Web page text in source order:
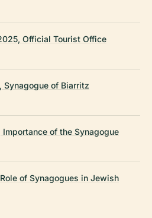
Official Tourist Office
Synagogue of Biarritz
of the Synagogue
of Synagogues in Jewish